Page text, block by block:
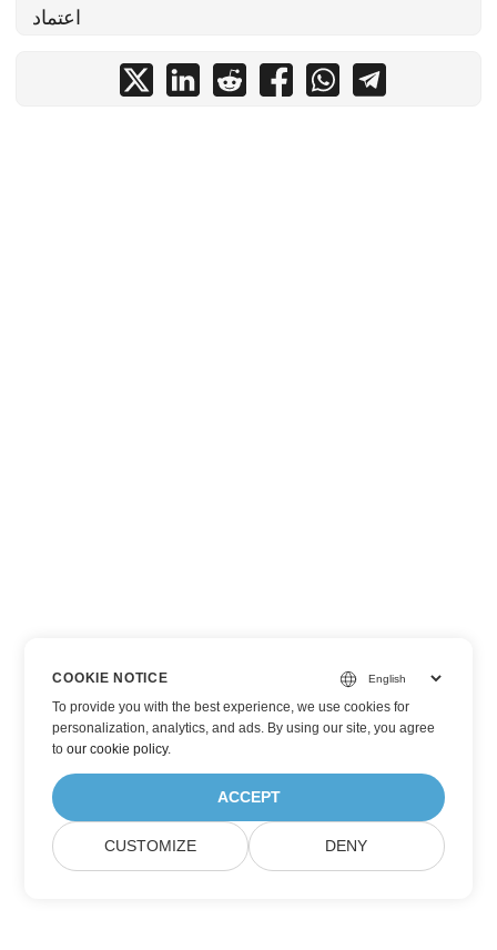
اعتماد
COOKIE NOTICE
To provide you with the best experience, we use cookies for
personalization, analytics, and ads. By using our site, you agree
toour cookie policy.
ACCEPT
CUSTOMIZE DENY